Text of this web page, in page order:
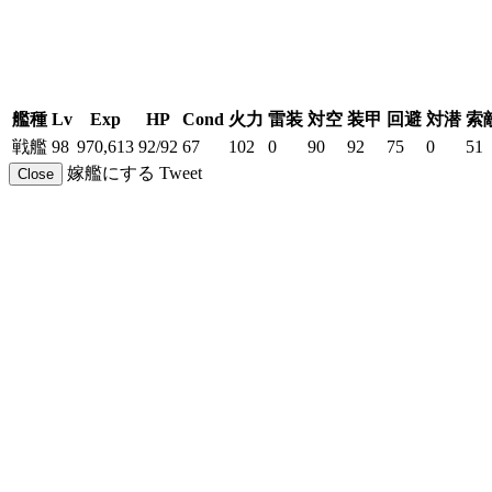
艦種 Lv Exp HP Cond 火力 雷装 対空 装甲 回避 対潜 索
戦艦 98 970,613 92/92 67 102 0 90 92 75 0 51
Close 嫁艦にする Tweet